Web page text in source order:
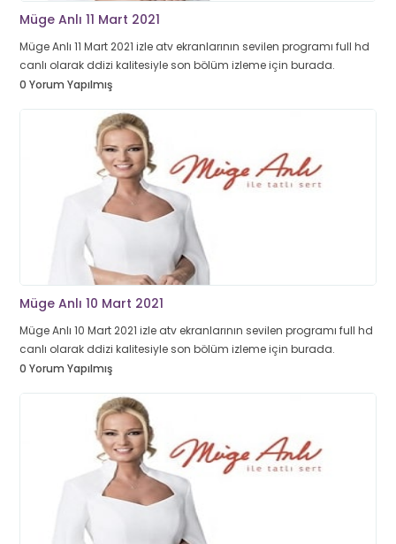
Müge Anlı 11 Mart 2021
Müge Anlı 11 Mart 2021 izle atv ekranlarının sevilen programı full hd
canlı olarak ddizi kalitesiyle son bölüm izleme için burada.
0 Yorum Yapılmış
Müge Anlı 10 Mart 2021
Müge Anlı 10 Mart 2021 izle atv ekranlarının sevilen programı full hd
canlı olarak ddizi kalitesiyle son bölüm izleme için burada.
0 Yorum Yapılmış